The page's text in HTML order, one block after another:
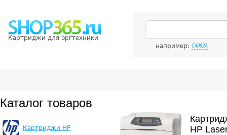
Картриджи для оргтехники
например: C4092A
Каталог товаров
Картриджи HP
HP